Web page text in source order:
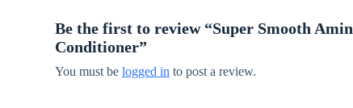
Be the first to review “Super Smooth
Conditioner”
You must be logged in to post a review.